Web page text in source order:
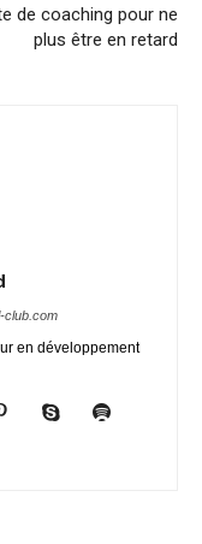
de coaching pour ne
plus être en retard
club.com
en développement